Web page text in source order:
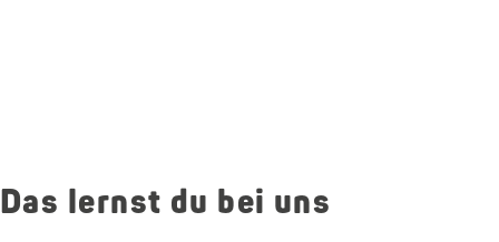
Das lernst du bei uns